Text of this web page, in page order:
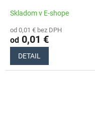
Skladom v E-shope
od 0,01 € bez DPH
od 0,01 €
DETAIL